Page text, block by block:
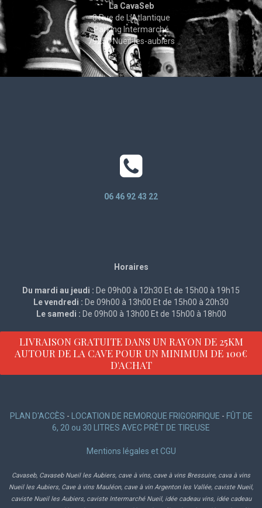
La CavaSeb
3 Rue de L'Atlantique
Parking Intermarché
79250 Nueil-les-aubiers
06 46 92 43 22
Horaires
Du mardi au jeudi : De 09h00 à 12h30 Et de 15h00 à 19h15
Le vendredi : De 09h00 à 13h00 Et de 15h00 à 20h30
Le samedi : De 09h00 à 13h00 Et de 15h00 à 18h00
LIVRAISON GRATUITE DANS UN RAYON DE 25KM
AUTOUR DE LA CAVE POUR UN MINIMUM DE 100€
D'ACHAT
PLAN D'ACCÈS - LOCATION DE REMORQUE FRIGORIFIQUE - FÛT DE
6, 20 ou 30 LITRES AVEC PRÊT DE TIREUSE
Mentions légales et CGU
Cavaseb, Cavaseb Nueil les Aubiers, cave à vins, cave à vins Bressuire, cava à vins
Nueil les Aubiers, Cave à vins Mauléon, cave à vin Argenton les Vallée, caviste Nueil,
caviste Nueil les Aubiers, caviste Intermarché Nueil, idée cadeau vins, idée cadeau